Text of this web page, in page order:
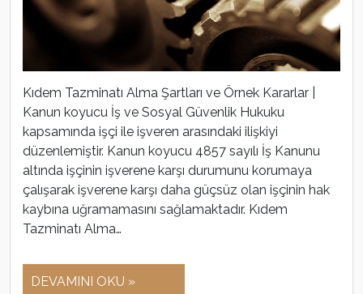
Kıdem Tazminatı Alma Şartları ve Örnek Kararlar |
Kanun koyucu İş ve Sosyal Güvenlik Hukuku
kapsamında işçi ile işveren arasındaki ilişkiyi
düzenlemiştir. Kanun koyucu 4857 sayılı İş Kanunu
altında işçinin işverene karşı durumunu korumaya
çalışarak işverene karşı daha güçsüz olan işçinin hak
kaybına uğramamasını sağlamaktadır. Kıdem
Tazminatı Alma…
DEVAMINI OKU »